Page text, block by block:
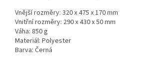
Vnější rozměry: 320 x 475 x 170 mm
Vnitřní rozměry: 290 x 430 x 50 mm
Váha: 850 g
Materiál: Polyester
Barva: Černá